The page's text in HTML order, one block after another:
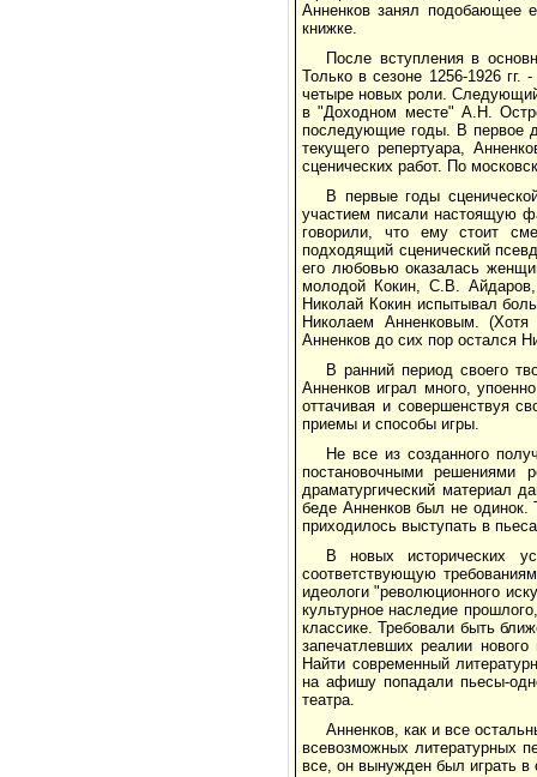
Анненков занял подобающее
книжке.
После вступления в
Только в сезоне 1256-1926 гг.
четыре новых роли.
в "Доходном месте" А.Н.
последующие годы. В первое
текущего репертуара,
сценических работ. По
В первые годы
участием писали настоящую
говорили, что ему стоит
подходящий сценический
его любовью оказалась
молодой Кокин, С.В. Айдаров,
Николай Кокин испытывал
Николаем Анненковым.
Анненков до сих пор остался
В ранний период своего
Анненков играл много,
оттачивая и совершенствуя
приемы и способы игры.
Не все из созданного
постановочными решениями
драматургический материал
беде Анненков был не одинок.
приходилось выступать в
В новых исторических
соответствующую
идеологи "революционного
культурное наследие
классике. Требовали быть
запечатлевших реалии
Найти современный
на афишу попадали пьесы-
театра.
Анненков, как и все
всевозможных литературных
все, он вынужден был играть в